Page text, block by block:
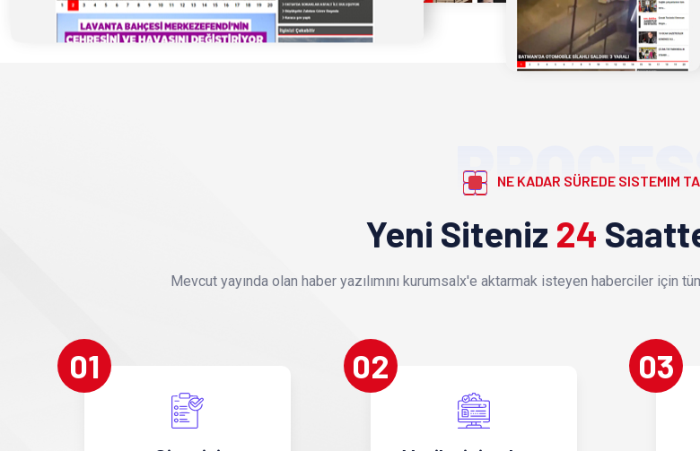
NE KADAR SÜREDE SISTEMIM
Yeni Siteniz 24
Mevcut yayında olan haber yazılımını kurumsalx'e aktarmak isteyen haberciler için
01 02 03